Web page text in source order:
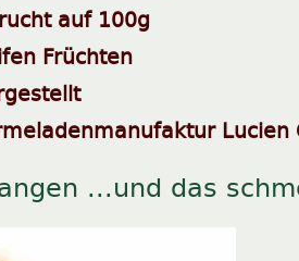
auf 100g
Früchten
Lucien
...und das